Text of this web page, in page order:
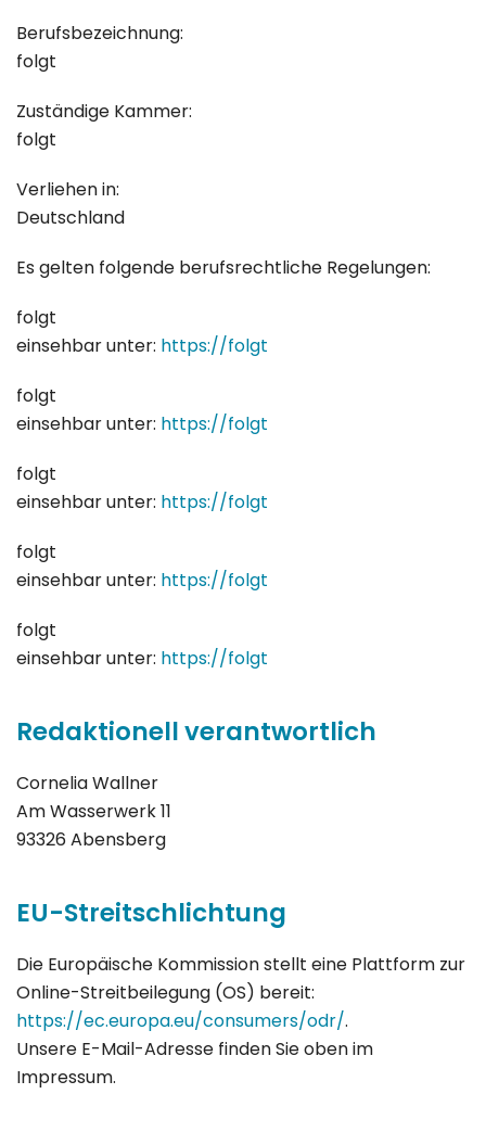
Berufsbezeichnung:
folgt
Zuständige Kammer:
folgt
Verliehen in:
Deutschland
Es gelten folgende berufsrechtliche Regelungen:
folgt
einsehbar unter: https://folgt
folgt
einsehbar unter: https://folgt
folgt
einsehbar unter: https://folgt
folgt
einsehbar unter: https://folgt
folgt
einsehbar unter: https://folgt
Redaktionell verantwortlich
Cornelia Wallner
Am Wasserwerk 11
93326 Abensberg
EU-Streitschlichtung
Die Europäische Kommission stellt eine Plattform zur
Online-Streitbeilegung (OS) bereit:
https://ec.europa.eu/consumers/odr/.
Unsere E-Mail-Adresse finden Sie oben im
Impressum.